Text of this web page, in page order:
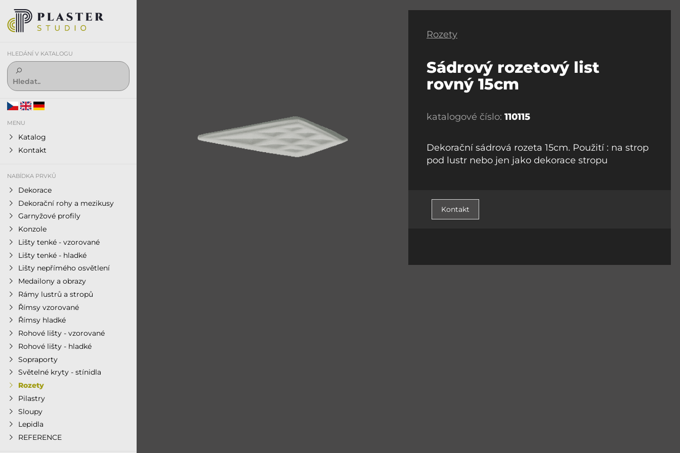
HLEDÁNÍ V KATALOGU
MENU
Katalog
Kontakt
NABÍDKA PRVKŮ
Dekorace
Dekorační rohy a mezikusy
Garnyžové profily
Konzole
Lišty tenké - vzorované
Lišty tenké - hladké
Lišty nepřímého osvětlení
Medailony a obrazy
Rámy lustrů a stropů
Římsy vzorované
Římsy hladké
Rohové lišty - vzorované
Rohové lišty - hladké
Sopraporty
Světelné kryty - stínidla
Rozety
Pilastry
Sloupy
Lepidla
REFERENCE
Rozety
Sádrový rozetový list
rovný 15cm
katalogové číslo: 110115
Dekorační sádrová rozeta 15cm. Použití : na strop
pod lustr nebo jen jako dekorace stropu
Kontakt